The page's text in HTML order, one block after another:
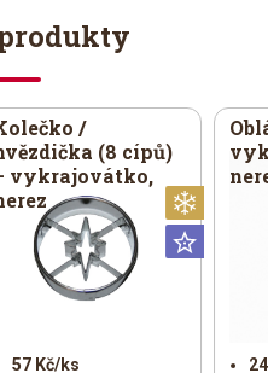
/
(8 cípů)
vykrajovátko,
57 Kč/ks